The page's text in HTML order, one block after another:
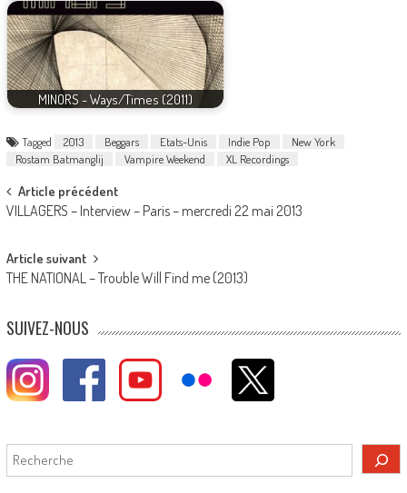
MINORS - Ways/Times (2011)
Tagged 2013 Beggars Etats-Unis Indie Pop
New York
Rostam Batmanglij
Vampire Weekend XL Recordings
Post
navigation
Article précédent
VILLAGERS – Interview – Paris – mercredi 22 mai 2013
Article suivant
THE NATIONAL – Trouble Will Find me (2013)
SUIVEZ-NOUS
Rechercher